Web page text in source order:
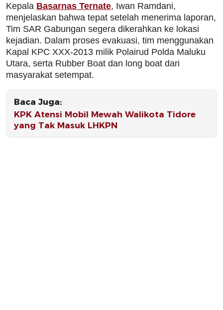
Kepala Basarnas Ternate, Iwan Ramdani,
menjelaskan bahwa tepat setelah menerima laporan,
Tim SAR Gabungan segera dikerahkan ke lokasi
kejadian. Dalam proses evakuasi, tim menggunakan
Kapal KPC XXX-2013 milik Polairud Polda Maluku
Utara, serta Rubber Boat dan long boat dari
masyarakat setempat.
Baca Juga:
KPK Atensi Mobil Mewah Walikota Tidore
yang Tak Masuk LHKPN